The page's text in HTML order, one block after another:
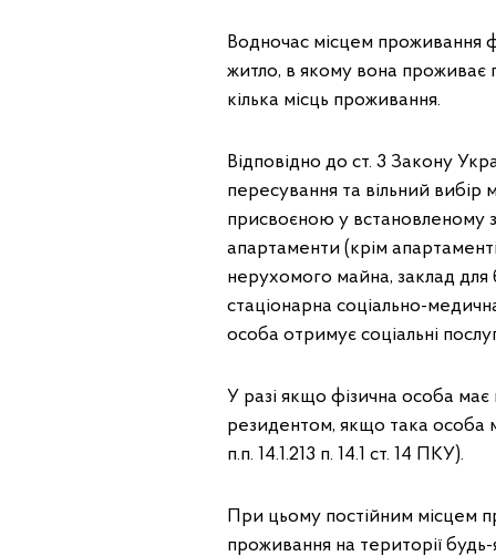
Водночас місцем проживання
житло, в якому вона проживає
кілька місць проживання.
Відповідно до ст. 3 Закону
пересування та вільний вибір
присвоєною у встановленому
апартаменти (крім
нерухомого майна, заклад для
стаціонарна соціально-
особа отримує соціальні
У разі якщо фізична особа
резидентом, якщо така особа
п.п. 14.1.213 п. 14.1 ст. 14 ПКУ).
При цьому постійним місцем
проживання на території